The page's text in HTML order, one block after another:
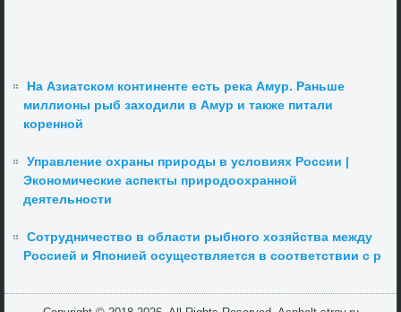
На Азиатском континенте есть река Амур. Раньше
миллионы рыб заходили в Амур и также питали
коренной
Управление охраны природы в условиях России |
Экономические аспекты природоохранной
деятельности
Сотрудничество в области рыбного хозяйства между
Россией и Японией осуществляется в соответствии с р